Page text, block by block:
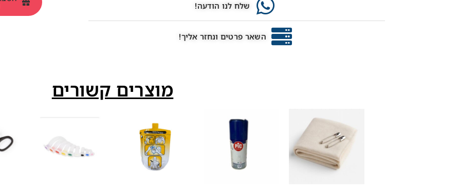
שלח לנו הודעה!
השאר פרטים ונחזר אליך!
מוצרים קשורים